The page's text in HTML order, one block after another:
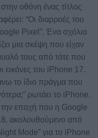
οθόνη ένας τίτλος
“Οι διαρροές του
Pixel”. Ένα σχόλιο
μια σκέψη που είχαν
τους από τότε που
εικόνες του iPhone 17.
το ίδιο πράγμα που
ρωτάει το iPhone.
την εποχή που η Google
ακολουθούμενο από
Mode” για το iPhone